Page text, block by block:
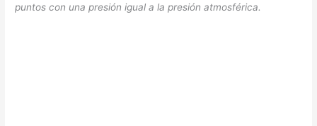
puntos con una presión igual a la presión atmosférica.